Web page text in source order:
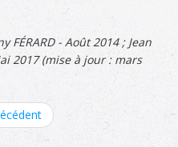
FÉRARD -Août 2014 ; Jean
2017 (mise à jour : mars